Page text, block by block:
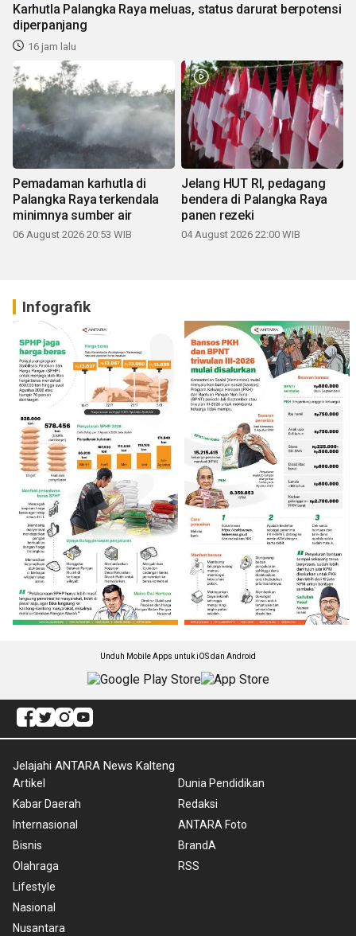
Karhutla Palangka Raya meluas, status darurat berpotensi
diperpanjang
16 jam lalu
Pemadaman karhutla di
Palangka Raya terkendala
minimnya sumber air
06 August 2026 20:53 WIB
Jelang HUT RI, pedagang
bendera di Palangka Raya
panen rezeki
04 August 2026 22:00 WIB
Infografik
Unduh Mobile Apps untuk iOS dan Android
Jelajahi ANTARA News Kalteng
Artikel
Kabar Daerah
Internasional
Bisnis
Olahraga
Lifestyle
Nasional
Nusantara
Dunia Pendidikan
Redaksi
ANTARA Foto
BrandA
RSS